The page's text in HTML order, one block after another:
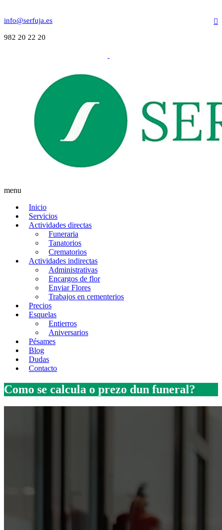
info@serfuja.es
982 20 22 20
menu
Inicio
Servicios
Actividades directas
Funeraria
Tanatorios
Crematorios
Actividades indirectas
Administrativas
Encargos de flor
Enviar Flores
Trabajos en cementerios
Precios
Esquelas
Entierros
Aniversarios
Pésames
Blog
Dudas
Contacto
Como se calcula o prezo dun funeral?